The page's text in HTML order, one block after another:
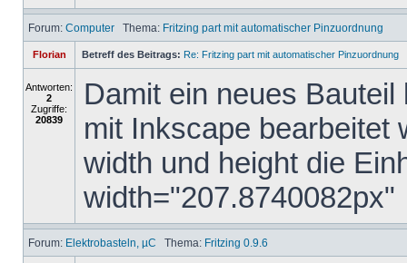
Forum: Computer Thema: Fritzing part mit automatischer Pinzuordnung
Florian Betreff des Beitrags: Re: Fritzing part mit automatischer Pinzuordnung
Antworten:
2
Zugriffe:
20839
Damit ein neues
mit Inkscape bearbeitet
width und height die
width="207.8740082px"
Forum: Elektrobasteln, µC Thema: Fritzing 0.9.6